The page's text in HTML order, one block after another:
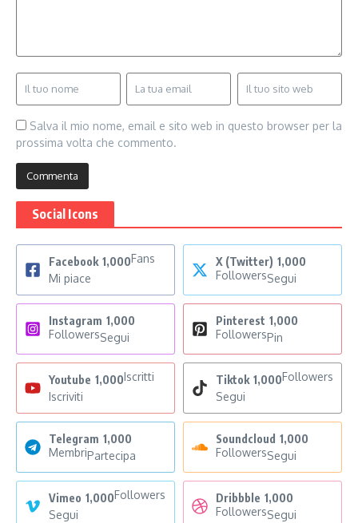
Salva il mio nome, email e sito web in questo browser per la
prossima volta che commento.
Social Icons
Facebook 1,000Fans
Mi piace
X (Twitter) 1,000
FollowersSegui
Instagram 1,000
FollowersSegui
Pinterest 1,000
FollowersPin
Youtube 1,000Iscritti
Iscriviti
Tiktok 1,000Followers
Segui
Telegram 1,000
MembriPartecipa
Soundcloud 1,000
FollowersSegui
Vimeo 1,000Followers
Segui
Dribbble 1,000
FollowersSegui